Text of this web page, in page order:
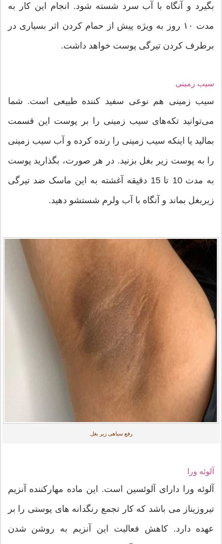
بگیرد و آنگاه با آب سرد شسته شود. انجام این کار به
مدت ۱۰ روز به ویژه پیش از حمام کردن اثر بسیاری در
برطرف کردن تیرگی پوست خواهد داشت.
سیب زمینی
سیب زمینی هم نوعی سفید کننده طبیعی است. شما
می‌توانید تکه‌های سیب زمینی را بر پوست این قسمت
بمالید یا اینکه سیب زمینی را رنده کرده و آب سیب زمینی
را به پوست زیر بغل بزنید. در هر صورت، بگذارید پوست
به مدت 10 تا 15 دقیقه آغشته به این ماسک ضد تیرگی
زیربغل بماند و آنگاه با آب ولرم شستشو دهید.
رفع سیاهی زیر بغل
آلوئه ورا
آلوئه ورا دارای آلوئسین است. این ماده مهارکننده آنزیم
تیروزیناز می باشد که کار تجمع رنگدانه های پوستی را بر
عهده دارد. کاهش فعالیت این آنزیم به روشن شدن